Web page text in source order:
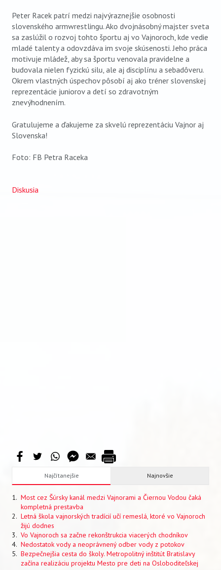
Peter Racek patrí medzi najvýraznejšie osobnosti
slovenského armwrestlingu. Ako dvojnásobný majster sveta
sa zaslúžil o rozvoj tohto športu aj vo Vajnoroch, kde vedie
mladé talenty a odovzdáva im svoje skúsenosti. Jeho práca
motivuje mládež, aby sa športu venovala pravidelne a
budovala nielen fyzickú silu, ale aj disciplínu a sebadôveru.
Okrem vlastných úspechov pôsobí aj ako tréner slovenskej
reprezentácie juniorov a detí so zdravotným
znevýhodnením.
Gratulujeme a ďakujeme za skvelú reprezentáciu Vajnor aj
Slovenska!
Foto: FB Petra Raceka
Diskusia
Najčítanejšie Najnovšie
Most cez Šúrsky kanál medzi Vajnorami a Čiernou Vodou čaká
kompletná prestavba
Letná škola vajnorských tradícií učí remeslá, ktoré vo Vajnoroch
žijú dodnes
Vo Vajnoroch sa začne rekonštrukcia viacerých chodníkov
Nedostatok vody a neoprávnený odber vody z potokov
Bezpečnejšia cesta do školy. Metropolitný inštitút Bratislavy
začína realizáciu projektu Mesto pre deti na Osloboditeľskej